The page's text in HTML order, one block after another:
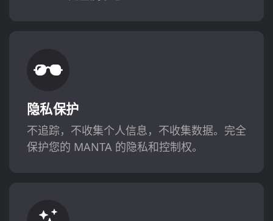
隐私保护
不追踪，不收集个人信息，不收集数据。完全
保护您的 MANTA 的隐私和控制权。